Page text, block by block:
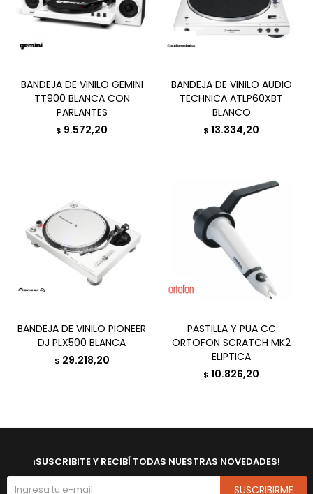
BANDEJA DE VINILO GEMINI
TT900 BLANCA CON
PARLANTES
$ 9.572,20
BANDEJA DE VINILO AUDIO
TECHNICA ATLP60XBT
BLANCO
$ 13.334,20
BANDEJA DE VINILO PIONEER
DJ PLX500 BLANCA
$ 29.218,20
PASTILLA Y PUA CC
ORTOFON SCRATCH MK2
ELIPTICA
$ 10.826,20
¡SUSCRIBITE Y RECIBÍ TODAS NUESTRAS NOVEDADES!
SUSCRIBIRME